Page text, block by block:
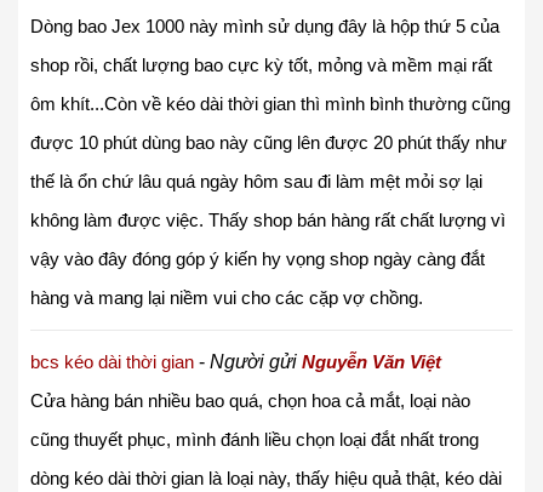
Dòng bao Jex 1000 này mình sử dụng đây là hộp thứ 5 của
shop rồi, chất lượng bao cực kỳ tốt, mỏng và mềm mại rất
ôm khít...Còn về kéo dài thời gian thì mình bình thường cũng
được 10 phút dùng bao này cũng lên được 20 phút thấy như
thế là ổn chứ lâu quá ngày hôm sau đi làm mệt mỏi sợ lại
không làm được việc. Thấy shop bán hàng rất chất lượng vì
vậy vào đây đóng góp ý kiến hy vọng shop ngày càng đắt
hàng và mang lại niềm vui cho các cặp vợ chồng.
bcs kéo dài thời gian - Người gửi Nguyễn Văn Việt
Cửa hàng bán nhiều bao quá, chọn hoa cả mắt, loại nào
cũng thuyết phục, mình đánh liều chọn loại đắt nhất trong
dòng kéo dài thời gian là loại này, thấy hiệu quả thật, kéo dài